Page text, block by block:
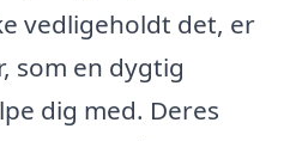
vedligeholdt det, er
som en dygtig
dig med. Deres